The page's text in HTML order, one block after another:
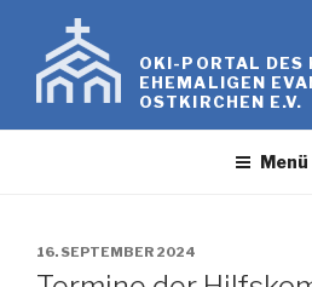
springen
OKI-PORTAL DES
EHEMALIGEN
OSTKIRCHEN E.V.
Menü
VERÖFFENTLICHT
AM
16. SEPTEMBER 2024